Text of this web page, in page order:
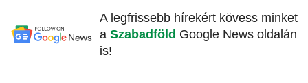
A legfrissebb hírekért kövess minket
a Szabadföld Google News oldalán
is!